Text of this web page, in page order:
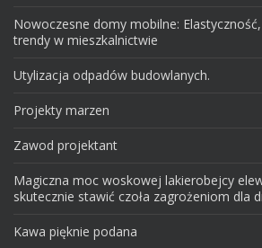
Nowoczesne domy mobilne:
trendy w mieszkalnictwie
Utylizacja odpadów budowlanych.
Projekty marzen
Zawod projektant
Magiczna moc woskowej lakierobejcy
skutecznie stawić czoła zagrożeniom dla
Kawa pięknie podana